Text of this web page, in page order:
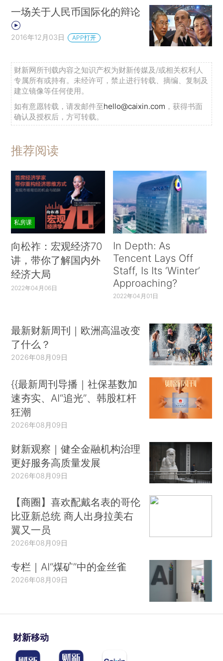
一场关于人民币国际化的辩论
2016年12月03日 APP打开
财新网所刊载内容之知识产权为财新传媒及/或相关权利人
专属所有或持有。未经许可，禁止进行转载、摘编、复制及
建立镜像等任何使用。
如有意愿转载，请发邮件至hello@caixin.com ，获得书面
确认及授权后，方可转载。
推荐阅读
私房课
向松祚：宏观经济70
讲，带你了解国内外
经济大局
2022年04月06日
In Depth: As
Tencent Lays Off
Staff, Is Its ‘Winter’
Approaching?
2022年04月01日
最新财新周刊｜欧洲高温改变
了什么？
2026年08月09日
{{最新周刊导播｜社保基数加
速夯实、AI“追光”、韩股杠杆
狂潮
2026年08月09日
财新观察｜健全金融机构治理
更好服务高质量发展
2026年08月09日
【商圈】喜欢配戴名表的哥伦
比亚新总统 商人出身拉美右
翼又一员
2026年08月09日
专栏｜AI“煤矿”中的金丝雀
2026年08月09日
财新移动